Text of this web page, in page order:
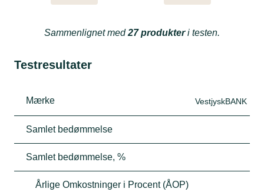
Sammenlignet med27 produkteri testen.
Testresultater
Mærke VestjyskBANK
Samlet bedømmelse
Samlet bedømmelse, %
Årlige Omkostninger i Procent (ÅOP)